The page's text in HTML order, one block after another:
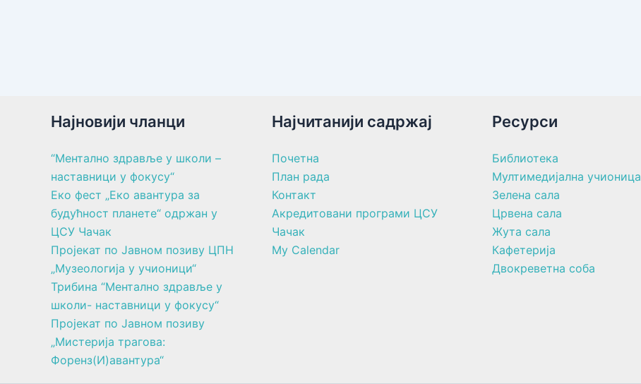
Најновији чланци
“Ментално здравље у школи –
наставници у фокусу“
Еко фест „Еко авантура за
будућност планете“ одржан у
ЦСУ Чачак
Пројекат по Јавном позиву ЦПН
„Музеологија у учионици“
Трибина “Ментално здравље у
школи- наставници у фокусу“
Пројекат по Јавном позиву
„Мистерија трагова:
Форенз(И)авантура“
Најчитанији садржај
Почетна
План рада
Контакт
Акредитовани програми ЦСУ
Чачак
My Calendar
Ресурси
Библиотека
Мултимедијална учионица
Зелена сала
Црвена сала
Жута сала
Кафетерија
Двокреветна соба